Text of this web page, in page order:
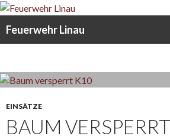
Feuerwehr Linau
EINSÄTZE
BAUM